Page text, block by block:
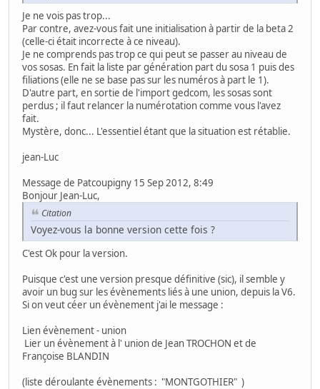
Je ne vois pas trop...
Par contre, avez-vous fait une initialisation à partir de la beta 2
(celle-ci était incorrecte à ce niveau).
Je ne comprends pas trop ce qui peut se passer au niveau de
vos sosas. En fait la liste par génération part du sosa 1 puis des
filiations (elle ne se base pas sur les numéros à part le 1).
D'autre part, en sortie de l'import gedcom, les sosas sont
perdus ; il faut relancer la numérotation comme vous l'avez
fait.
Mystère, donc... L'essentiel étant que la situation est rétablie.
jean-Luc
Message de Patcoupigny 15 Sep 2012, 8:49
Bonjour Jean-Luc,
Citation
Voyez-vous la bonne version cette fois ?
C'est Ok pour la version.
Puisque c'est une version presque définitive (sic), il semble y
avoir un bug sur les évènements liés à une union, depuis la V6.
Si on veut céer un évènement j'ai le message :
Lien évènement - union
Lier un évènement à l' union de Jean TROCHON et de
Françoise BLANDIN
(liste déroulante évènements : "MONTGOTHIER" )